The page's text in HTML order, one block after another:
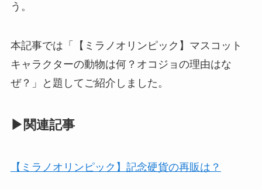
う。
本記事では「【ミラノオリンピック】マスコット
キャラクターの動物は何？オコジョの理由はな
ぜ？」と題してご紹介しました。
▶関連記事
【ミラノオリンピック】記念硬貨の再販は？